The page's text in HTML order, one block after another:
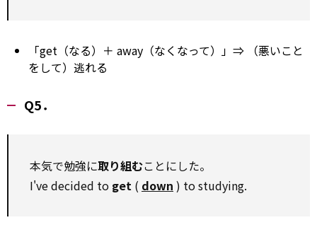
「get（なる）＋ away（なくなって）」⇒ （悪いこと
をして）逃れる
Q5．
本気で勉強に取り組むことにした。
I've decided to get ( down ) to studying.